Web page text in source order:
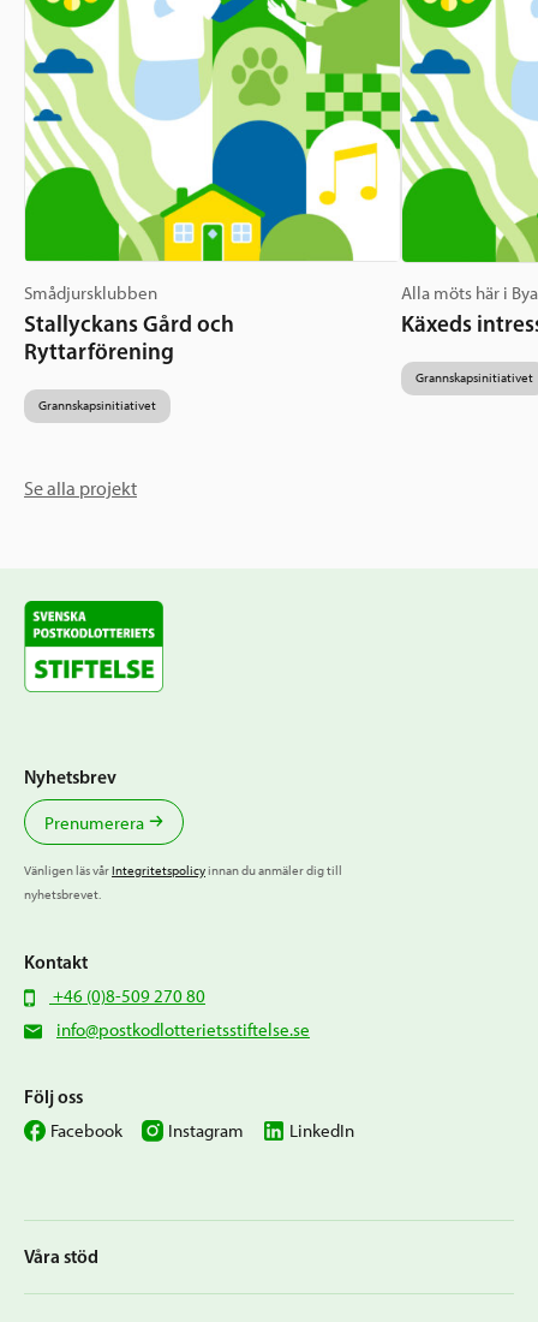
Smådjursklubben
Stallyckans Gård och
Ryttarförening
Grannskapsinitiativet
Alla möts här i
Käxeds
Grannskapsinitiativet
Se alla projekt
Våra stöd
Nyhetsbrev
Prenumerera
Vänligen läs vårIntegritetspolicyinnan du anmäler dig till
nyhetsbrevet.
Kontakt
+46 (0)8-509 270 80
info@postkodlotterietsstiftelse.se
Följ oss
Facebook Instagram LinkedIn